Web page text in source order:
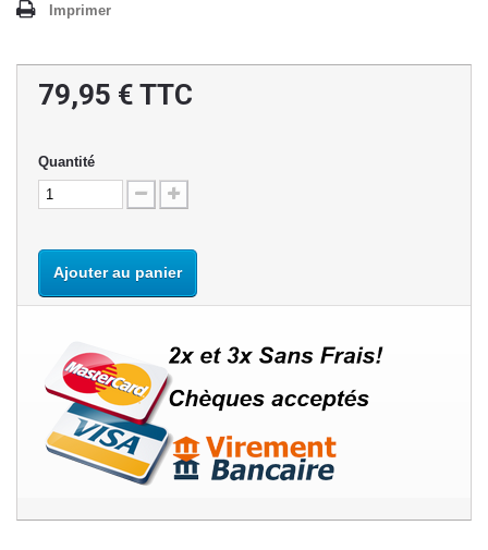
Imprimer
79,95 € TTC
Quantité
Ajouter au panier